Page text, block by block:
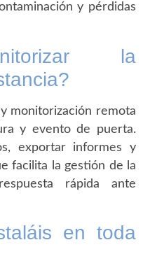
y pérdidas
la
monitorización remota
y evento de puerta.
exportar informes y
facilita la gestión de la
rápida ante
en toda